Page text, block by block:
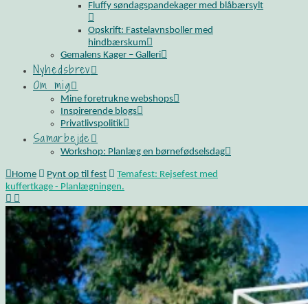
Fluffy søndagspandekager med blåbærsylt
Opskrift: Fastelavnsboller med
hindbærskum
Gemalens Kager – Galleri
Nyhedsbrev
Om mig
Mine foretrukne webshops
Inspirerende blogs
Privatlivspolitik
Samarbejde
Workshop: Planlæg en børnefødselsdag
Home Pynt op til fest
Temafest: Rejsefest med
kuffertkage - Planlægningen.